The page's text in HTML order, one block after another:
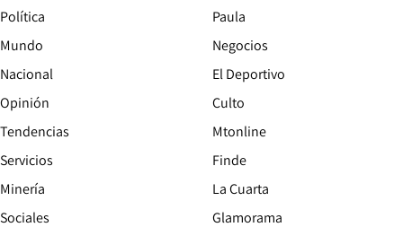
Política
Mundo
Nacional
Opinión
Tendencias
Servicios
Minería
Sociales
Paula
Negocios
El Deportivo
Culto
Mtonline
Finde
La Cuarta
Glamorama